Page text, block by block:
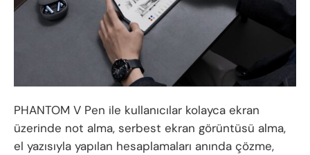
PHANTOM V Pen ile kullanıcılar kolayca ekran
üzerinde not alma, serbest ekran görüntüsü alma,
el yazısıyla yapılan hesaplamaları anında çözme,